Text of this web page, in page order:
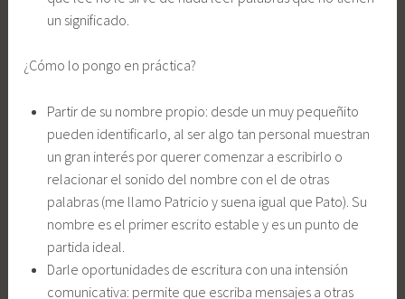
un significado.
¿Cómo lo pongo en práctica?
Partir de su nombre propio: desde un muy pequeñito
pueden identificarlo, al ser algo tan personal muestran
un gran interés por querer comenzar a escribirlo o
relacionar el sonido del nombre con el de otras
palabras (me llamo Patricio y suena igual que Pato). Su
nombre es el primer escrito estable y es un punto de
partida ideal.
Darle oportunidades de escritura con una intensión
comunicativa: permite que escriba mensajes a otras